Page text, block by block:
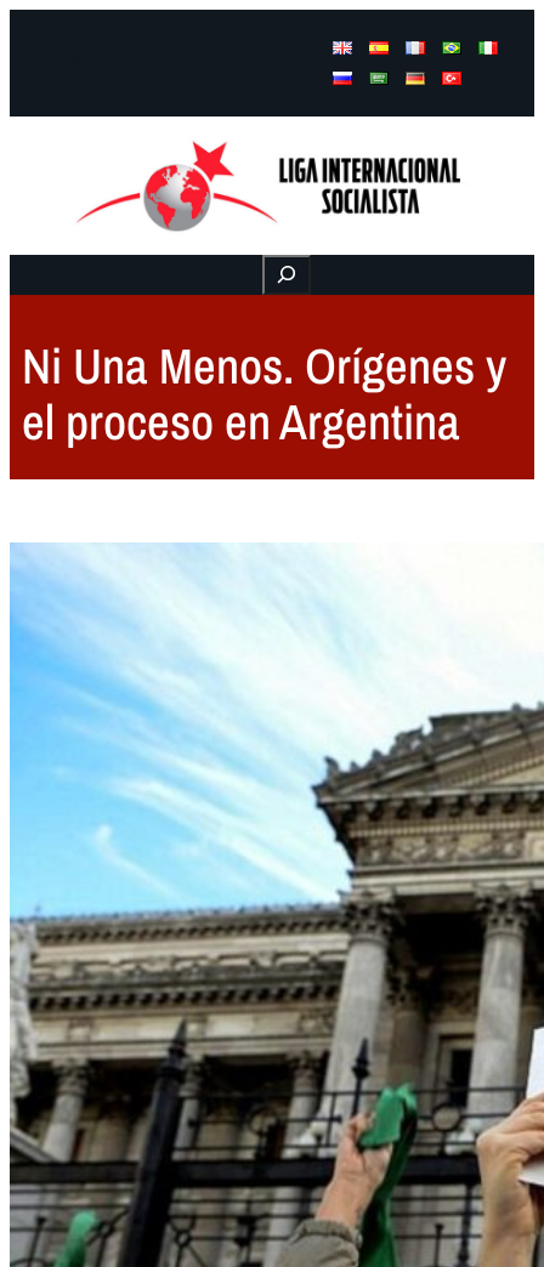
Buscar
Ni Una Menos. Orígenes y
el proceso en Argentina